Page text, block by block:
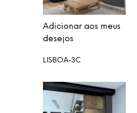
Adicionar aos meus
desejos
LISBOA-3C